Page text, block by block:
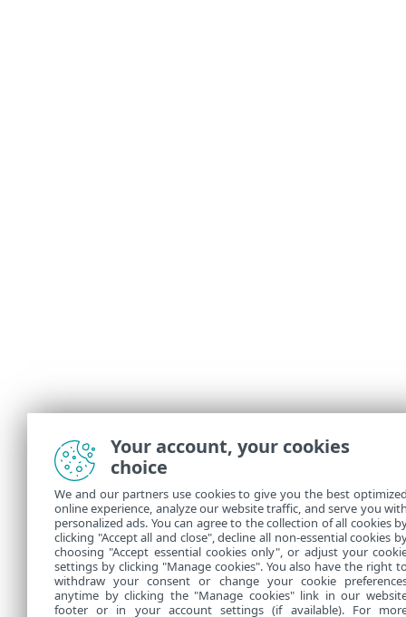
Your account, your cookies
choice
We and our partners use cookies to give you the best
online experience, analyze our website traffic, and serve you
personalized ads. You can agree to the collection of all cookies
clicking "Accept all and close", decline all non-essential cookies
choosing "Accept essential cookies only", or adjust your
settings by clicking "Manage cookies". You also have the right
withdraw your consent or change your cookie
anytime by clicking the "Manage cookies" link in our
footer or in your account settings (if available). For